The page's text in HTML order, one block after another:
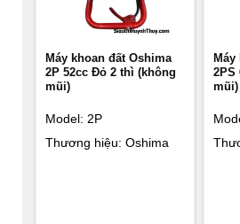
Máy khoan đất Oshima
2P 52cc Đỏ 2 thì (không
mũi)
Model: 2P
Thương hiệu: Oshima
2PS
mũi)